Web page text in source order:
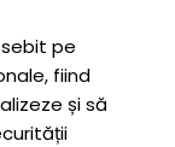
pe
fiind
și să